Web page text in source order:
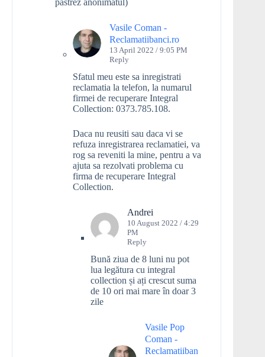
pastrez anonimatul)
Vasile Coman -
Reclamatiibanci.ro
13 April 2022 / 9:05 PM
Reply
Sfatul meu este sa inregistrati
reclamatia la telefon, la numarul
firmei de recuperare Integral
Collection: 0373.785.108.
Daca nu reusiti sau daca vi se
refuza inregistrarea reclamatiei, va
rog sa reveniti la mine, pentru a va
ajuta sa rezolvati problema cu
firma de recuperare Integral
Collection.
Andrei
10 August 2022 / 4:29
PM
Reply
Bună ziua de 8 luni nu pot
lua legătura cu integral
collection și ați crescut suma
de 10 ori mai mare în doar 3
zile
Vasile Pop
Coman -
Reclamatiiban